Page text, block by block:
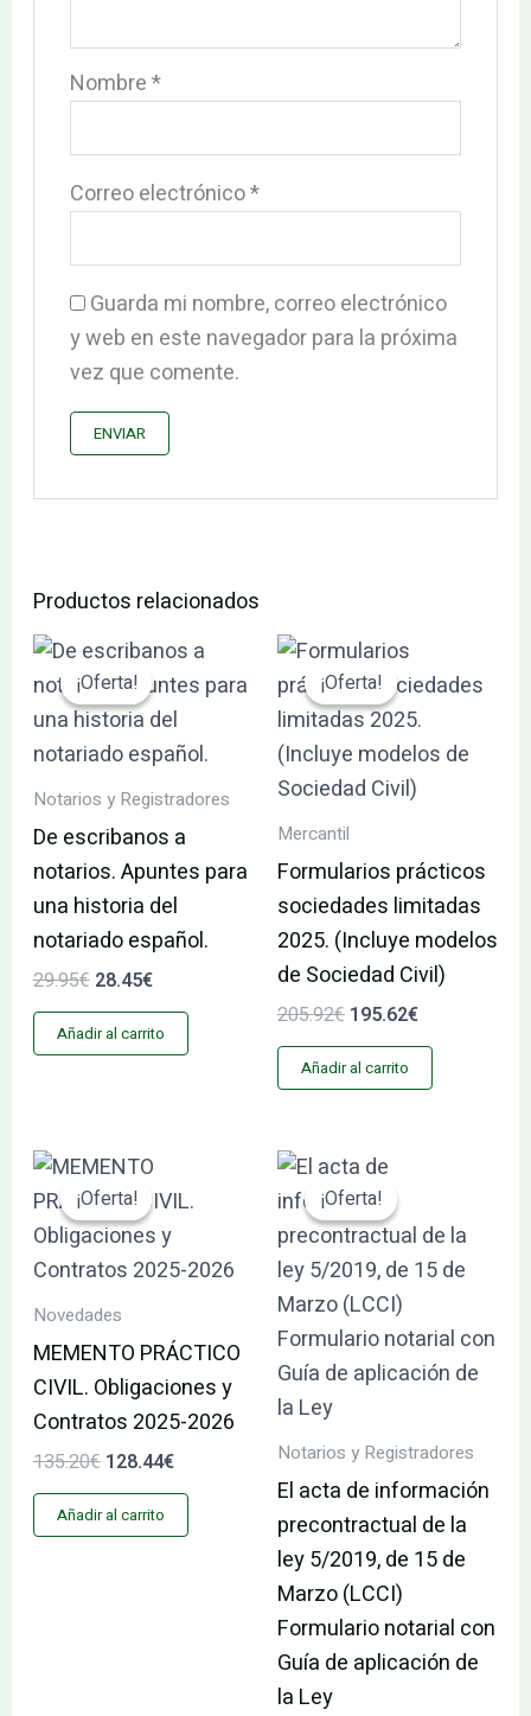
Nombre*
Correo electrónico*
Guarda mi nombre, correo electrónico
y web en este navegador para la próxima
vez que comente.
Productos relacionados
¡Oferta!
¡Oferta!
Notarios y Registradores
De escribanos a
notarios. Apuntes para
una historia del
notariado español.
29.95€
El
precio
original
era:
29.95€.
28.45€
El
precio
actual
es:
28.45€.
Añadir al carrito
¡Oferta!
¡Oferta!
Mercantil
Formularios prácticos
sociedades limitadas
2025. (Incluye modelos
de Sociedad Civil)
205.92€
El
precio
original
era:
205.92€.
195.62€
precio
actual
es:
195.62€.
Añadir al carrito
¡Oferta!
¡Oferta!
Novedades
MEMENTO PRÁCTICO
CIVIL. Obligaciones y
Contratos 2025-2026
135.20€
El
precio
original
era:
135.20€.
128.44€
precio
actual
128.44€.
Añadir al carrito
¡Oferta!
¡Oferta!
Notarios y Registradores
El acta de información
precontractual de la
ley 5/2019, de 15 de
Marzo (LCCI)
Formulario notarial con
Guía de aplicación de
la Ley
El
precio
original
era:
59.00€.
actual
es:
56.05€.